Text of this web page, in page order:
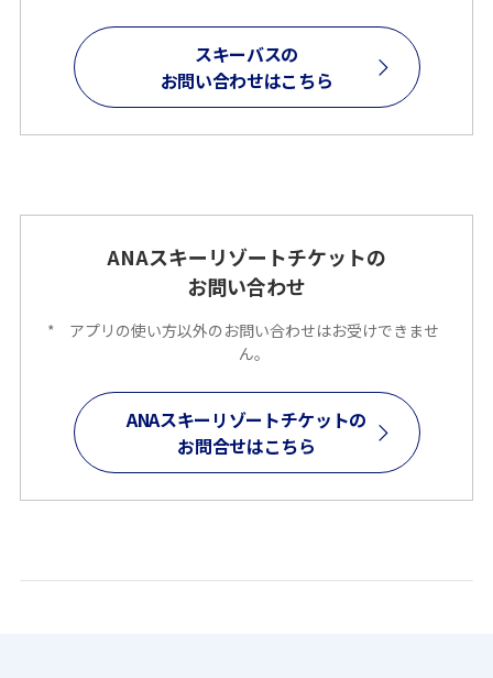
スキーバスの
お問い合わせはこちら
ANAスキーリゾートチケットの
お問い合わせ
*
アプリの使い方以外のお問い合わせはお受けできませ
ん。
ANAスキーリゾートチケットの
お問合せはこちら